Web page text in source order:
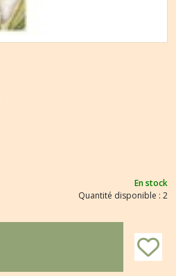
En stock
Quantité disponible : 2